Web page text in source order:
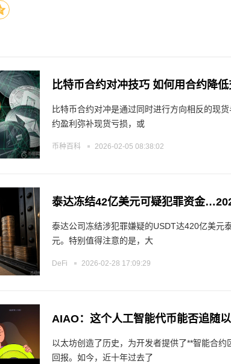
比特币合约对冲技巧 如何用合约降
比特币合约对冲是通过同时进行方向相反的现
约盈利弥补现货亏损，或
币种百科 2026-02-05 08:38:02
泰达冻结42亿美元可疑犯罪资金
泰达公司冻结涉犯罪嫌疑的USDT达420亿美元
元。特别值得注意的是，大
DeFi 2026-02-28 17:09:29
AIAO：这个人工智能代币能否追随以
以太坊创造了历史，为开发者提供了**智能合
回报。如今，近十年过去了